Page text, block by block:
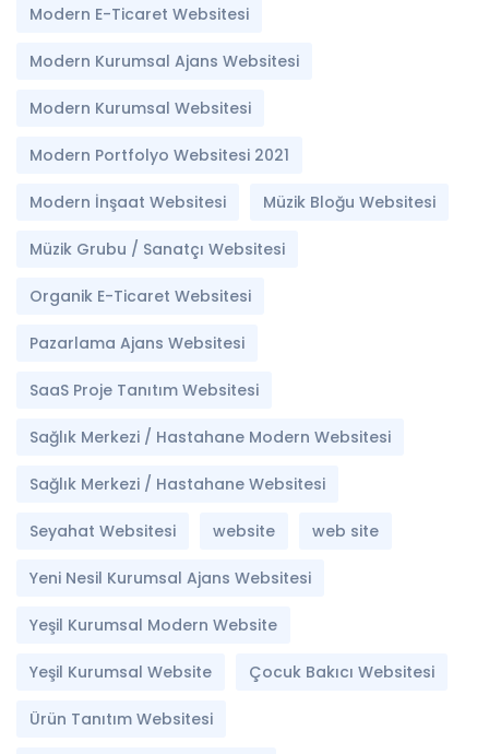
Modern E-Ticaret Websitesi
Modern Kurumsal Ajans Websitesi
Modern Kurumsal Websitesi
Modern Portfolyo Websitesi 2021
Modern İnşaat Websitesi Müzik Bloğu Websitesi
Müzik Grubu / Sanatçı Websitesi
Organik E-Ticaret Websitesi
Pazarlama Ajans Websitesi
SaaS Proje Tanıtım Websitesi
Sağlık Merkezi / Hastahane Modern Websitesi
Sağlık Merkezi / Hastahane Websitesi
Seyahat Websitesi website web site
Yeni Nesil Kurumsal Ajans Websitesi
Yeşil Kurumsal Modern Website
Yeşil Kurumsal Website Çocuk Bakıcı Websitesi
Ürün Tanıtım Websitesi